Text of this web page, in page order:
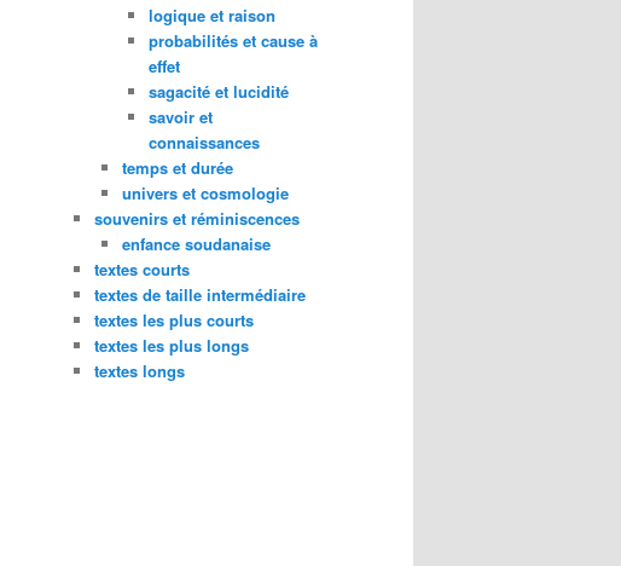
logique et raison
probabilités et cause à
effet
sagacité et lucidité
savoir et
connaissances
temps et durée
univers et cosmologie
souvenirs et réminiscences
enfance soudanaise
textes courts
textes de taille intermédiaire
textes les plus courts
textes les plus longs
textes longs